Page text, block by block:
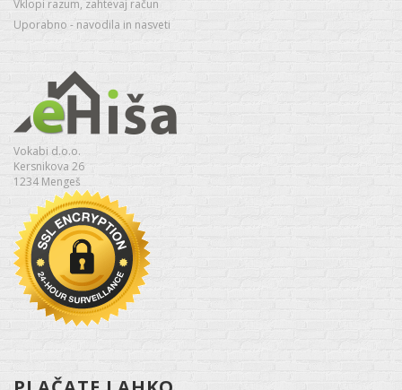
Vklopi razum, zahtevaj račun
Uporabno - navodila in nasveti
Vokabi d.o.o.
Kersnikova 26
1234 Mengeš